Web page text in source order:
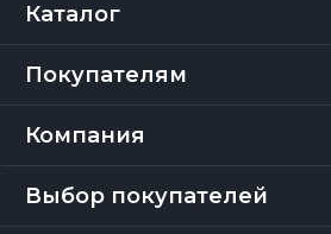
Каталог
Покупателям
Компания
Выбор покупателей